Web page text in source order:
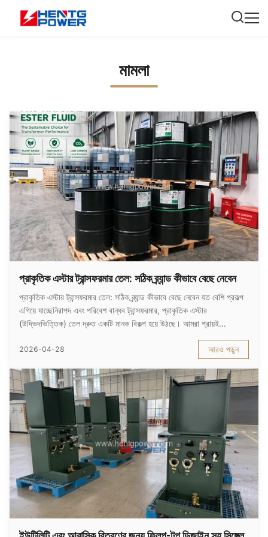
মামলা
প্রাকৃতিক এস্টার ট্রান্সফরমার তেল: সঠিক ব্র্যান্ড কীভাবে বেছে নেবেন
প্রাকৃতিক এস্টার ট্রান্সফরমার তেল: সঠিক ব্র্যান্ড কীভাবে বেছে নেবেন যত বেশি প্রকল্প
এগিয়ে যাচ্ছেনিরাপদ এবং পরিবেশ বান্ধব ট্রান্সফরমার, প্রাকৃতিক এস্টার
(উদ্ভিদভিত্তিক) তেল দ্রুত একটি মানক বিকল্প হয়ে উঠছে। আমরা প্রায়ই
2026-04-28 আরও পড়ুন